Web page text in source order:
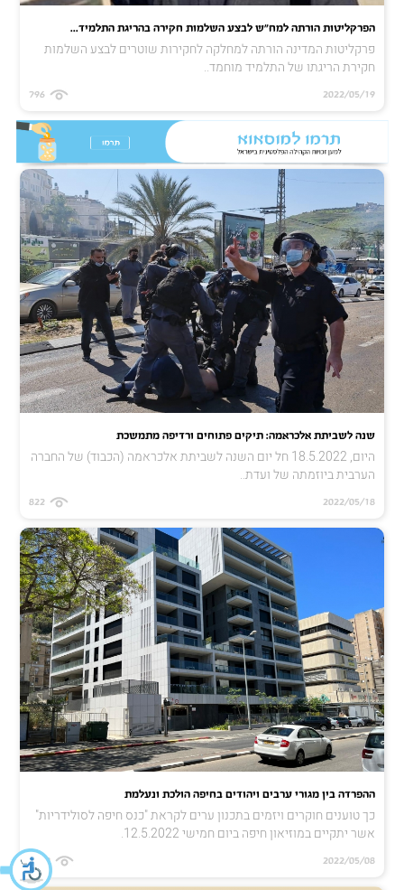
הפרקליטות הורתה למח"ש לבצע השלמות חקירה בהריגת התלמיד...
פרקליטות המדינה הורתה למחלקה לחקירות שוטרים לבצע השלמות
חקירת הריגתו של התלמיד מוחמד..
2022/05/19
שנה לשביתת אלכראמה: תיקים פתוחים ורדיפה מתמשכת
היום, 18.5.2022 חל יום השנה לשביתת אלכראמה (הכבוד) של החברה
הערבית ביוזמתה של ועדת..
2022/05/18
ההפרדה בין מגורי ערבים ויהודים בחיפה הולכת ונעלמת
כך טוענים חוקרים ויזמים בתכנון ערים לקראת "כנס חיפה לסולידריות"
אשר יתקיים במוזיאון חיפה ביום חמישי 12.5.2022.
2022/05/08
4327